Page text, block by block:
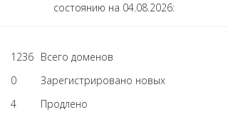
состоянию на 04.08.2026:
1236 Всего доменов
0
Зарегистрировано новых
4
Продлено